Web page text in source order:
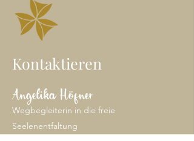
Kontaktieren
Angelika Höfner
Wegbegleiterin in die freie
Seelenentfaltung